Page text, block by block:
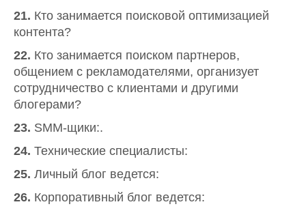
21. Кто занимается поисковой оптимизацией
контента?
22. Кто занимается поиском партнеров,
общением с рекламодателями, организует
сотрудничество с клиентами и другими
блогерами?
23. SMM-щики:.
24. Технические специалисты:
25. Личный блог ведется:
26. Корпоративный блог ведется: